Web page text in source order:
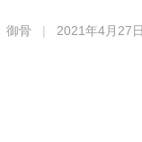
御骨 2021年4月27日